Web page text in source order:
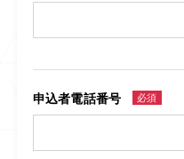
申込者電話番号 必須